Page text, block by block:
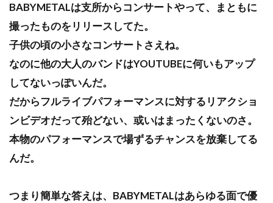
BABYMETALは支所からコンサートやって、まともに
撮ったものをリリースしてた。
子供の頃の小さなコンサートさえね。
なのに他の大人のバンドはYOUTUBEに何いもアップ
してないっぽいんだ。
だからフルライブパフォーマンスに対するリアクショ
ンビデオだって殆どない、或いはまったくないのさ。
本物のパフォーマンスで場ずるチャンスを放棄してる
んだ。
つまり簡単な答えは、BABYMETALはあらゆる面で優